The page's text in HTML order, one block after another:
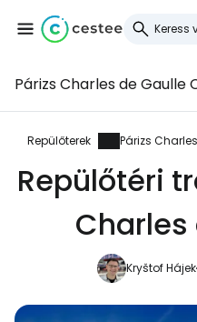
Párizs Charles de Gaulle
Repülőterek
Repülőtéri
Charles
Kryštof Hájek
Cestee-
... az utazási